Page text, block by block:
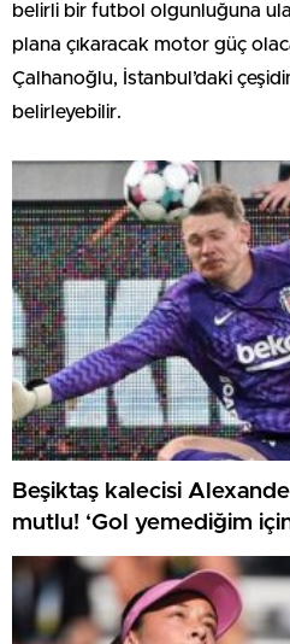
belirli bir futbol olgunluğuna
plana çıkaracak motor güç
Çalhanoğlu, İstanbul’daki
belirleyebilir.
Beşiktaş kalecisi
mutlu! ‘Gol yemediğim